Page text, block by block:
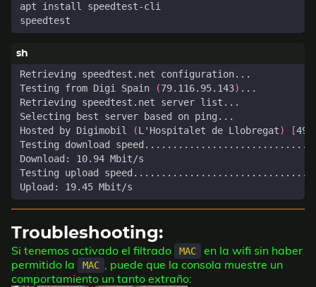
Testing from Digi Spain
(79.116.95.143)
Hosted by Digimobil
(L ' Hospitalet de Llobregat) [
Troubleshooting:
Si tenemos activado el filtrado MAC
en la wifi sin haber
permitido la
MAC , puede que la consola muestre un
comportamiento un tanto extraño: